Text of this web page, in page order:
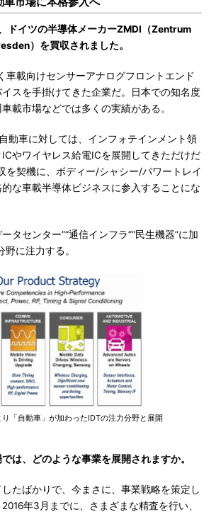
イツの半導体メーカーZMDI（Zentrum
）を買収されました。
載向けセンサーアナログフロントエンド
スを手掛けてきた企業だ。日本での知名度
載市場などでは多くの実績がある。
動車に対しては、インフォテインメント領
やワイヤレス給電ICを展開してきただけだ
を契機に、ボディー/シャシー/パワートレイ
な車載半導体ビジネスに参入することにな
タセンター”“通信インフラ”“民生機器”に加
野に注力する。
「自動車」が加わったIDTの注力分野と展開
は、どのような事業を展開されますか。
たばかりで、今まさに、事業戦略を策定し
年3月までに、さまざまな精査を行い、